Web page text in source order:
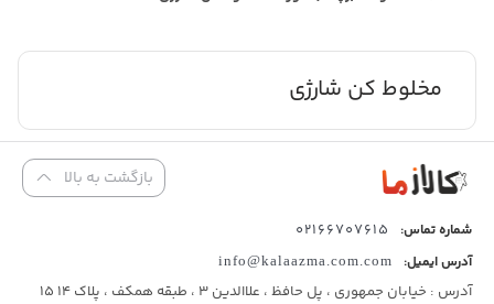
مخلوط کن شارژی
بازگشت به بالا
شماره تماس: 02166707615
آدرس ایمیل: info@kalaazma.com.com
آدرس : خیابان جمهوری ، پل حافظ ، علاالدین 3 ، طبقه همکف ، پلاک 14 15